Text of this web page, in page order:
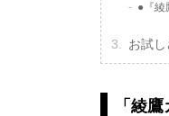
●『綾
お試し
「綾